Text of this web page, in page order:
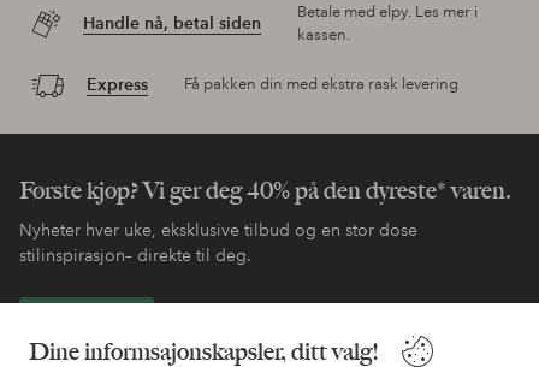
Dine informsajonskapsler, ditt valg!
Handle nå, betal siden
Betale med elpy. Les mer i
kassen.
Express Få pakken din med ekstra rask levering
Første kjøp? Vi ger deg 40% på den dyreste* varen.
Nyheter hver uke, eksklusive tilbud og en stor dose
stilinspirasjon– direkte til deg.